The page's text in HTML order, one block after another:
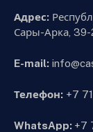
Адрес:
Сары-Арка, 39-
E-mail:
Телефон: +7
WhatsApp: +7